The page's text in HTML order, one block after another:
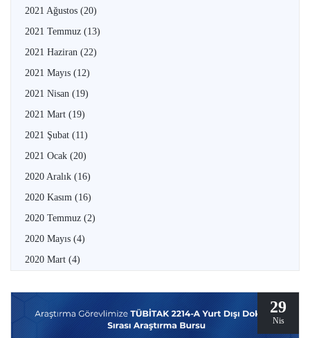
2021 Ağustos (20)
2021 Temmuz (13)
2021 Haziran (22)
2021 Mayıs (12)
2021 Nisan (19)
2021 Mart (19)
2021 Şubat (11)
2021 Ocak (20)
2020 Aralık (16)
2020 Kasım (16)
2020 Temmuz (2)
2020 Mayıs (4)
2020 Mart (4)
29
Nis